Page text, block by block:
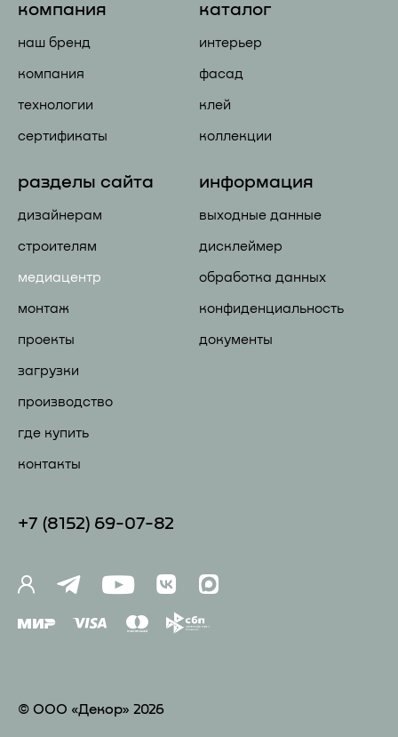
компания
наш бренд
компания
технологии
сертификаты
каталог
интерьер
фасад
клей
коллекции
разделы сайта
дизайнерам
строителям
медиацентр
монтаж
проекты
загрузки
производство
где купить
контакты
информация
выходные данные
дисклеймер
обработка данных
конфиденциальность
документы
+7 (81 52) 69-07-82
© ООО «Декор» 2026